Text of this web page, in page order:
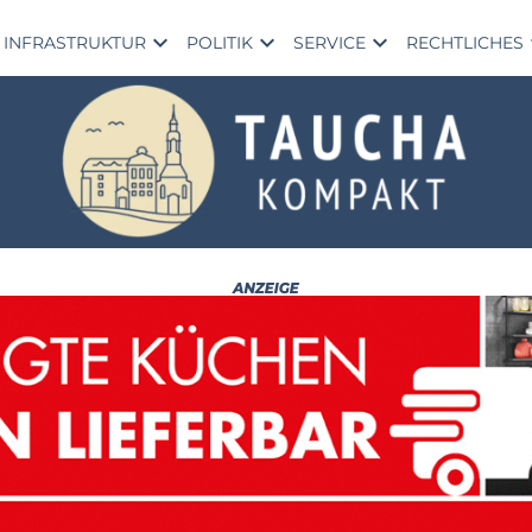
INFRASTRUKTUR expand_more POLITIK expand_more SERVICE expand_more RECHTLICHES